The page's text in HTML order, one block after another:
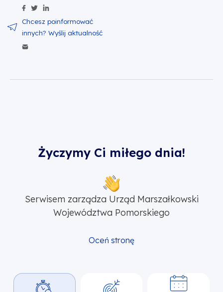
Udostępnij zawartość na Facebook
Udostępnij zawartość na Twitter
Życzymy Ci miłego dnia!
Serwisem zarządza Urząd Marszałkowski
Województwa Pomorskiego
Oceń stronę